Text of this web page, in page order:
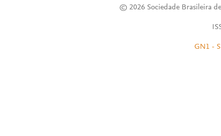
© 2026 Sociedade Brasileira
GN1 -